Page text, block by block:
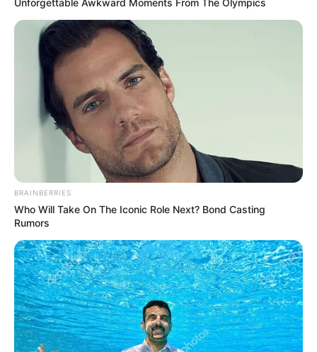
dunia nyata
3. Kalau melihat hewan satu ini pasti akan teringat
dengan film animasi Kung Fu Panda
Unforgettable Awkward Moments From The Olympics
BRAINBERRIES
Who Will Take On The Iconic Role Next? Bond Casting
Rumors